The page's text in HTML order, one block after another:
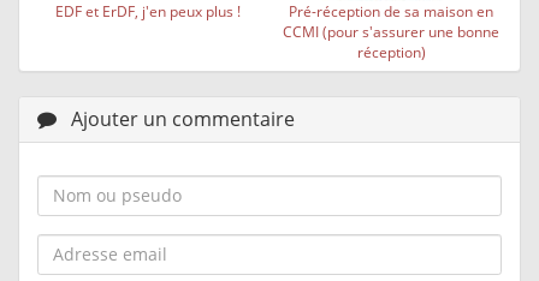
EDF et ErDF, j'en peux plus !
Pré-réception de sa maison en
CCMI (pour s'assurer une bonne
réception)
Ajouter un commentaire
Nom
ou
pseudo :
Adresse
email :